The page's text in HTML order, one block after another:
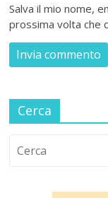
Salva il mio nome,
prossima volta che
Cerca